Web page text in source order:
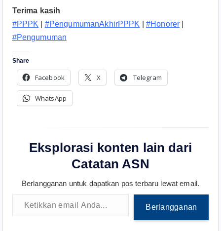
Terima kasih
#PPPK
#PengumumanAkhirPPPK #Honorer
#Pengumuman
Share
Facebook X Telegram
WhatsApp
Eksplorasi konten lain dari
Catatan ASN
Berlangganan untuk dapatkan pos terbaru lewat email.
Ketikkan email Anda...
Berlangganan